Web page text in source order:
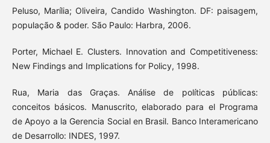
Peluso, Marília; Oliveira, Candido Washington. DF: paisagem,
população & poder. São Paulo: Harbra, 2006.
Porter, Michael E. Clusters. Innovation and Competitiveness:
New Findings and Implications for Policy, 1998.
Rua, Maria das Graças. Análise de políticas públicas:
conceitos básicos. Manuscrito, elaborado para el Programa
de Apoyo a la Gerencia Social en Brasil. Banco Interamericano
de Desarrollo: INDES, 1997.